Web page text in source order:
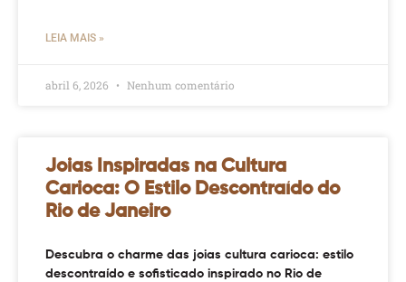
LEIA MAIS »
abril 6, 2026 Nenhum comentário
Joias Inspiradas na Cultura
Carioca: O Estilo Descontraído do
Rio de Janeiro
Descubra o charme das joias cultura carioca: estilo
descontraído e sofisticado inspirado no Rio de